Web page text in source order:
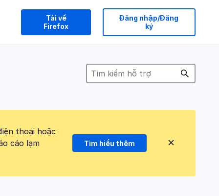
Tải về
Firefox
Đăng nhập/Đăng
ký
thoại hoặc
cáo lạm
Tìm hiểu thêm